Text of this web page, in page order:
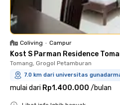
Coliving • Campur
Kost S Parman Residence
Tomang, Grogol Petamburan
7.0 km dari universitas
mulai dari Rp1.400.000 /bulan